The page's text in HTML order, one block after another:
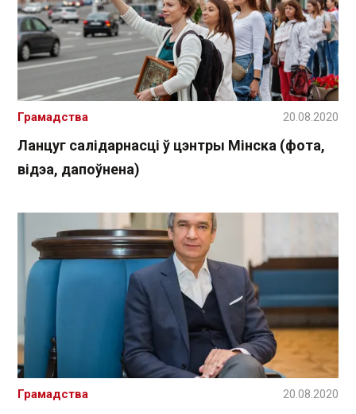
Ланцуг салідарнасці ў цэнтры Мінска (фота,
відэа, дапоўнена)
Грамадства 20.08.2020
Грамадства 20.08.2020